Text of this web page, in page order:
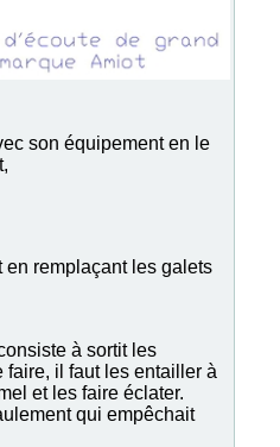
son équipement en le
remplaçant les galets
à sortit les
il faut les entailler à
et les faire éclater.
qui empêchait